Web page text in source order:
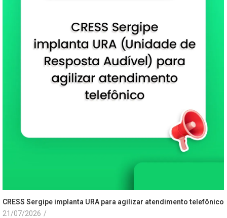
CRESS Sergipe implanta URA para agilizar atendimento telefônico
21/07/2026 /